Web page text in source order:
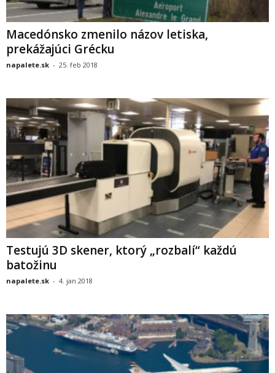
Macedónsko zmenilo názov letiska,
prekážajúci Grécku
napalete.sk - 25. feb 2018
Testujú 3D skener, ktorý „rozbalí“ každú
batožinu
napalete.sk - 4. jan 2018